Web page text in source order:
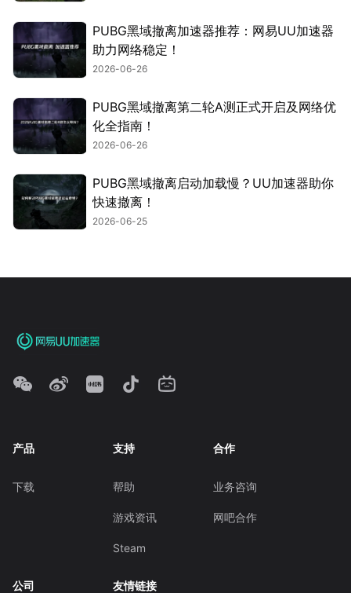
PUBG黑域撤离加速器推荐：网易UU加速器
助力网络稳定！
2026-06-26
PUBG黑域撤离第二轮A测正式开启及网络优
化全指南！
2026-06-26
PUBG黑域撤离启动加载慢？UU加速器助你
快速撤离！
2026-06-25
产品
下载
支持
帮助
游戏资讯
Steam
合作
业务咨询
网吧合作
公司 友情链接